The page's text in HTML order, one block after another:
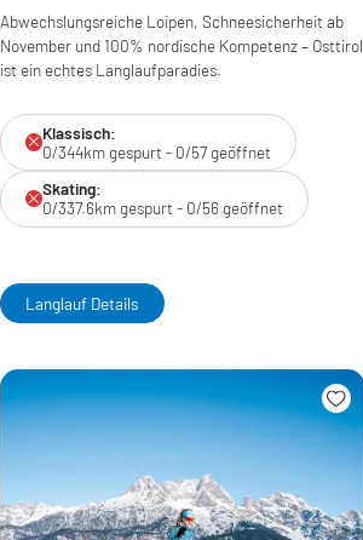
Abwechslungsreiche Loipen, Schneesicherheit ab
November und 100% nordische Kompetenz – Osttirol
ist ein echtes Langlaufparadies.
Klassisch:
0/344km gespurt - 0/57 geöffnet
Skating:
0/337.6km gespurt - 0/56 geöffnet
Langlauf Details